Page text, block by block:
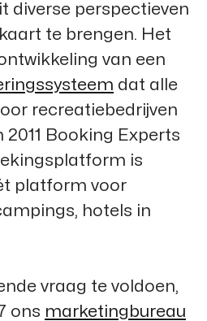
diverse perspectieven
te brengen. Het
van een
dat alle
recreatiebedrijven
Booking Experts
is
platform voor
hotels in
vraag te voldoen,
ons marketingbureau